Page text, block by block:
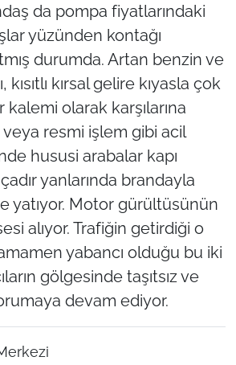
da pompa fiyatlarındaki
yüzünden kontağı
durumda. Artan benzin ve
kırsal gelire kıyasla çok
olarak karşılarına
veya resmi işlem gibi acil
hususi arabalar kapı
yanlarında brandayla
yatıyor. Motor gürültüsünün
alıyor. Trafiğin getirdiği o
yabancı olduğu bu iki
gölgesinde taşıtsız ve
devam ediyor.